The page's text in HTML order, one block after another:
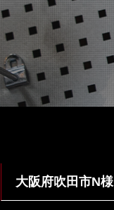
大阪府吹田市N様